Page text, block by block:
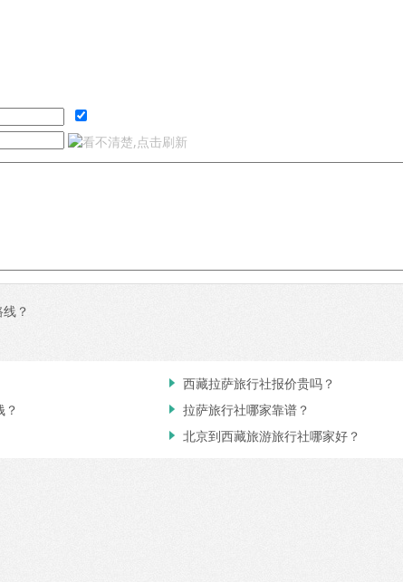
？
 西藏拉萨旅行社报价贵吗？
？  拉萨旅行社哪家靠谱？
 北京到西藏旅游旅行社哪家好？